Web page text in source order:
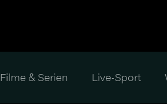
Filme & Serien Live-Sport